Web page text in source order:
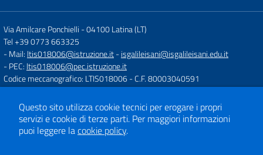
Via Amilcare Ponchielli -04100 Latina (LT)
Tel +39 0773 663325
- Mail: ltis018006@istruzione.it-isgalileisani@isgalileisani.edu.it
- PEC: ltis018006@pec.istruzione.it
Codice meccanografico: LTIS018006- C.F. 80003040591
Codice Meccanografico: ltis018006- Codice Univoco ufficio: UF53KR
Codice IPA: ISTSC_LTIS018006
- Obiettivi di accessibilità:https://form.agid.gov.it/istsc_ltis018006/
Questo sito utilizza cookie tecnici per erogare i propri
servizi e cookie di terze parti. Per maggiori informazioni
puoi leggere lacookie policy.